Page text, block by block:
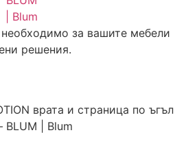
за вашите мебели
решения.